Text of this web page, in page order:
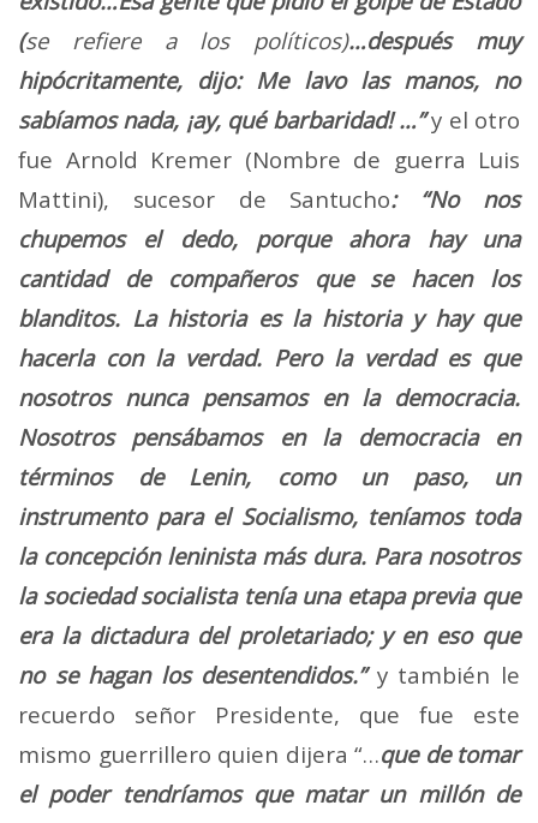
(se refiere a los políticos)…después muy
hipócritamente, dijo: Me lavo las manos, no
sabíamos nada, ¡ay, qué barbaridad! …”y el otro
fue Arnold Kremer (Nombre de guerra Luis
Mattini), sucesor de Santucho: “No nos
chupemos el dedo, porque ahora hay una
cantidad de compañeros que se hacen los
blanditos. La historia es la historia y hay que
hacerla con la verdad. Pero la verdad es que
nosotros nunca pensamos en la democracia.
Nosotros pensábamos en la democracia en
términos de Lenin, como un paso, un
instrumento para el Socialismo, teníamos toda
la concepción leninista más dura. Para nosotros
la sociedad socialista tenía una etapa previa que
era la dictadura del proletariado; y en eso que
no se hagan los desentendidos.” y también le
recuerdo señor Presidente, que fue este
mismo guerrillero quien dijera “…que de tomar
el poder tendríamos que matar un millón de